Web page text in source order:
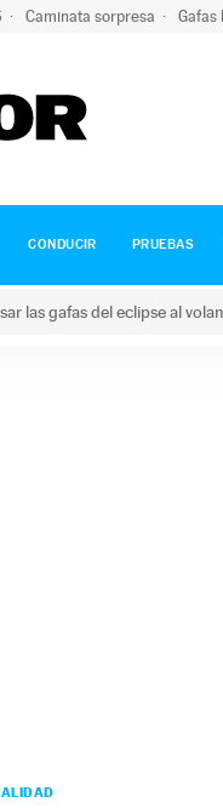
Caminata sorpresa Gafas
CONDUCIR PRUEBAS
las gafas del eclipse al